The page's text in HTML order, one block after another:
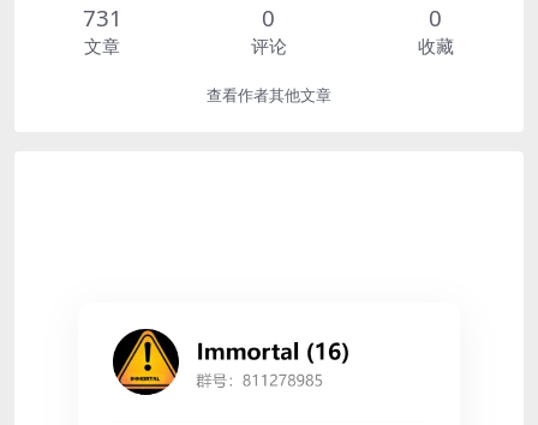
731
文章
0
评论
0
收藏
查看作者其他文章